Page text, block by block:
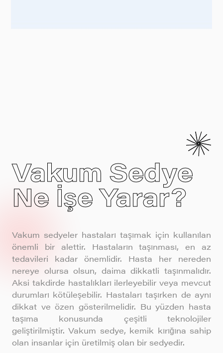
Vakum Sedye
Ne İşe Yarar?
Vakum sedyeler hastaları taşımak için kullanılan
önemli bir alettir. Hastaların taşınması, en az
tedavileri kadar önemlidir. Hasta her nereden
nereye olursa olsun, daima dikkatli taşınmalıdır.
Aksi takdirde hastalıkları ilerleyebilir veya mevcut
durumları kötüleşebilir. Hastaları taşırken de aynı
dikkat ve özen gösterilmelidir. Bu yüzden hasta
taşıma konusunda çeşitli teknolojiler
geliştirilmiştir. Vakum sedye, kemik kırığına sahip
olan insanlar için üretilmiş olan bir sedyedir.